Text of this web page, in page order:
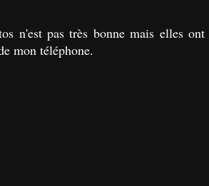
n'est pas très bonne mais elles
mon téléphone.